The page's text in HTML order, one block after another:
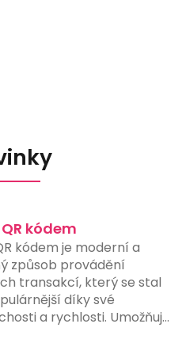
kódem
kódem je moderní a
způsob provádění
transakcí, který se stal
díky své
a rychlosti. Umožňuje